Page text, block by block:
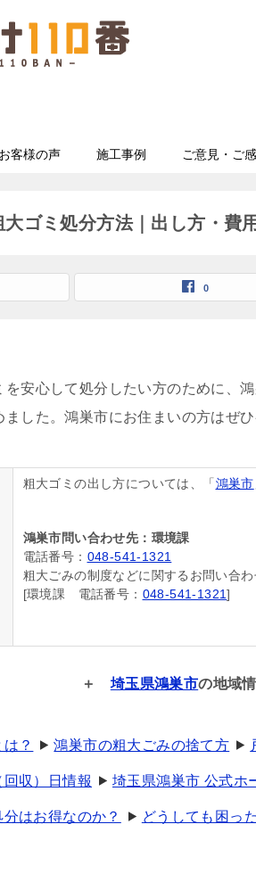
お客様の声 施工事例 ご意見・ご
大ゴミ処分方法｜出し方・費
0
安心して処分したい方のために、
した。鴻巣市にお住まいの方はぜひ
粗大ゴミの出し方については、「 鴻巣市
鴻巣市問い合わせ先：環境課
電話番号： 048-541-1321
粗大ごみの制度などに関するお問い合
[環境課 電話番号： 048-541-1321]
埼玉県鴻巣市の地域
？ 鴻巣市の粗大ごみの捨て方
収）日情報 埼玉県鴻巣市 公式ホ
はお得なのか？ どうしても困っ